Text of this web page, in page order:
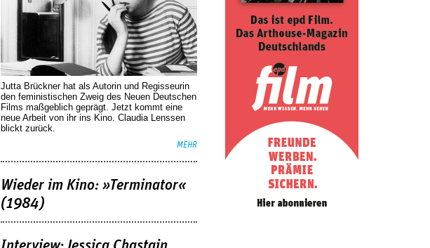
Jutta Brückner hat als Autorin und Regisseurin
den feministischen Zweig des Neuen Deutschen
Films maßgeblich geprägt. Jetzt kommt eine
neue Arbeit von ihr ins Kino. Claudia Lenssen
blickt zurück.
MEHR
Wieder im Kino: »Terminator«
(1984)